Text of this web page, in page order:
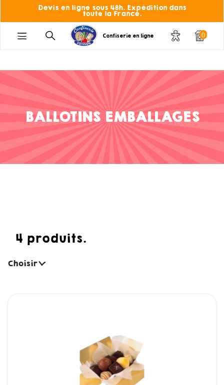
Devis en ligne sous 48h. Expédition dans
toute la France.
Confiserie en ligne 0
BALLOTINS EMBALLAGES
4 produits.
Choisir